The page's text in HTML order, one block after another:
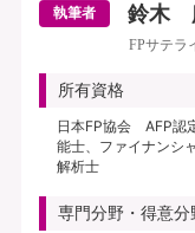
執筆者 鈴木
FPサテラ
所有資格
日本FP協会 AFP認
能士、ファイナンシ
解析士
専門分野・得意分